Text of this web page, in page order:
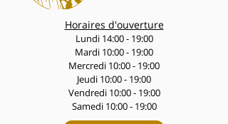
Horaires d'ouverture
Lundi 14:00 - 19:00
Mardi 10:00 - 19:00
Mercredi 10:00 - 19:00
Jeudi 10:00 - 19:00
Vendredi 10:00 - 19:00
Samedi 10:00 - 19:00